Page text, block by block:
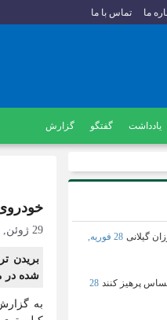
ما تماس با ما
یادداشت گفتگو گزارش
29 ژوئن, 2025
بریدن
شده در
28 فوریه,
پرهیز کنند 28